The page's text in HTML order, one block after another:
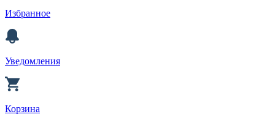
Избранное
Уведомления
Корзина